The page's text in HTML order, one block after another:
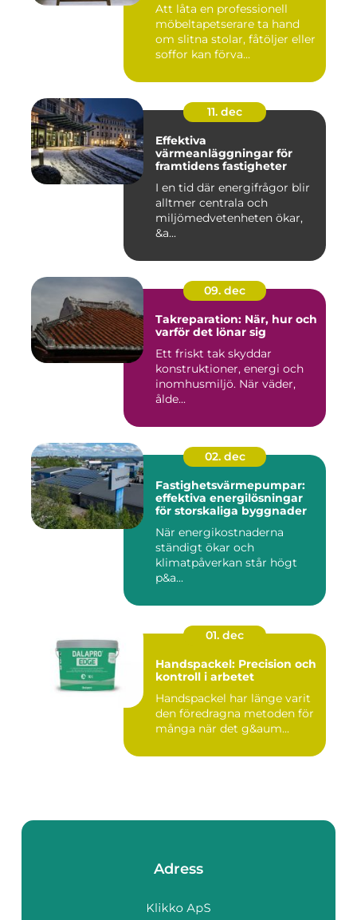
Att låta en professionell
möbeltapetserare ta hand
om slitna stolar, fåtöljer eller
soffor kan förva...
11. dec
Effektiva
värmeanläggningar för
framtidens fastigheter
I en tid där energifrågor blir
alltmer centrala och
miljömedvetenheten ökar,
&a...
09. dec
Takreparation: När, hur och
varför det lönar sig
Ett friskt tak skyddar
konstruktioner, energi och
inomhusmiljö. När väder,
ålde...
02. dec
Fastighetsvärmepumpar:
effektiva energilösningar
för storskaliga byggnader
När energikostnaderna
ständigt ökar och
klimatpåverkan står högt
p&a...
01. dec
Handspackel: Precision och
kontroll i arbetet
Handspackel har länge varit
den föredragna metoden för
många när det g&aum...
Adress